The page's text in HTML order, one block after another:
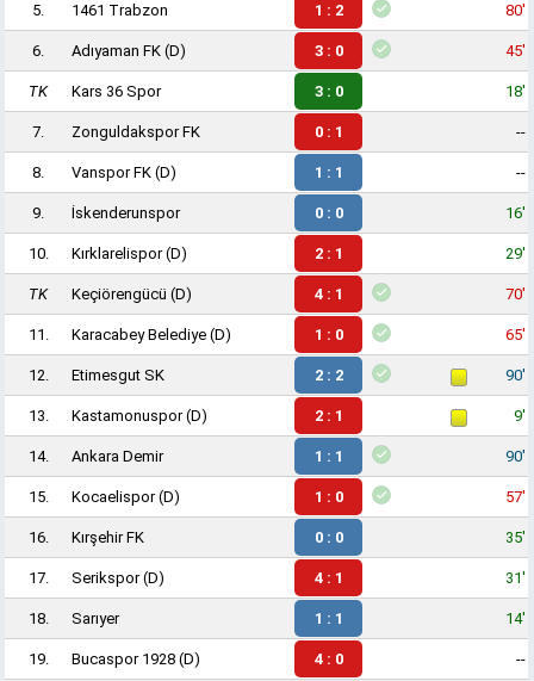
5. 1461 Trabzon 1 : 2 80'
6. Adıyaman FK (D) 3 : 0 45'
TK Kars 36 Spor 3 : 0 18'
7. Zonguldakspor FK 0 : 1 --
8. Vanspor FK (D) 1 : 1 --
9. İskenderunspor 0 : 0 16'
10. Kırklarelispor(D) 2 : 1 29'
TK Keçiörengücü (D) 4 : 1 70'
11. Karacabey Belediye (D) 1 : 0 65'
12. Etimesgut SK 2 : 2 90'
13. Kastamonuspor(D) 2 : 1 9'
14. Ankara Demir 1 : 1 90'
15. Kocaelispor(D) 1 : 0 57'
16. Kırşehir FK 0 : 0 35'
17. Serikspor(D) 4 : 1 31'
18. Sarıyer 1 : 1 14'
19. Bucaspor 1928 (D) 4 : 0 --